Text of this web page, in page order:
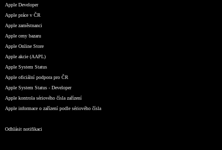
Apple Developer
Apple práce v ČR
Apple zaměstnanci
Apple ceny bazaru
Apple Online Store
Apple akcie (AAPL)
Apple System Status
Apple oficiální podpora pro ČR
Apple System Status - Developer
Apple kontrola sériového čísla zařízení
Apple informace o zařízení podle sériového čísla
Odhlásit notifikaci